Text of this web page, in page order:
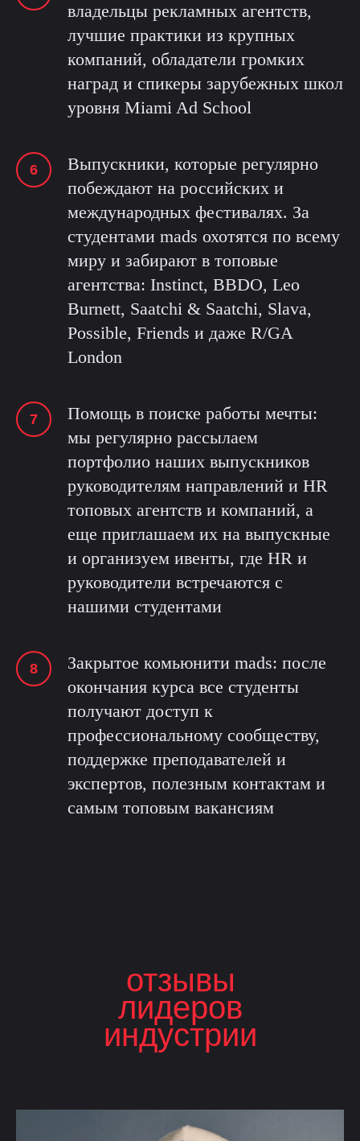
владельцы рекламных агентств,
лучшие практики из крупных
компаний, обладатели громких
наград и спикеры зарубежных школ
уровня Miami Ad School
Выпускники, которые регулярно
побеждают на российских и
международных фестивалях. За
студентами mads охотятся по всему
миру и забирают в топовые
агентства: Instinct, BBDO, Leo
Burnett, Saatchi & Saatchi, Slava,
Possible, Friends и даже R/GA
London
Помощь в поиске работы мечты:
мы регулярно рассылаем
портфолио наших выпускников
руководителям направлений и HR
топовых агентств и компаний, а
еще приглашаем их на выпускные
и организуем ивенты, где HR и
руководители встречаются с
нашими студентами
Закрытое комьюнити mads: после
окончания курса все студенты
получают доступ к
профессиональному сообществу,
поддержке преподавателей и
экспертов, полезным контактам и
самым топовым вакансиям
отзывы
лидеров
индустрии